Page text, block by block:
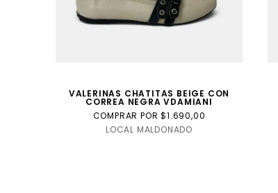
VALERINAS CHATITAS BEIGE CON
CORREA NEGRA VDAMIANI
COMPRAR POR $1.690,00
LOCAL MALDONADO